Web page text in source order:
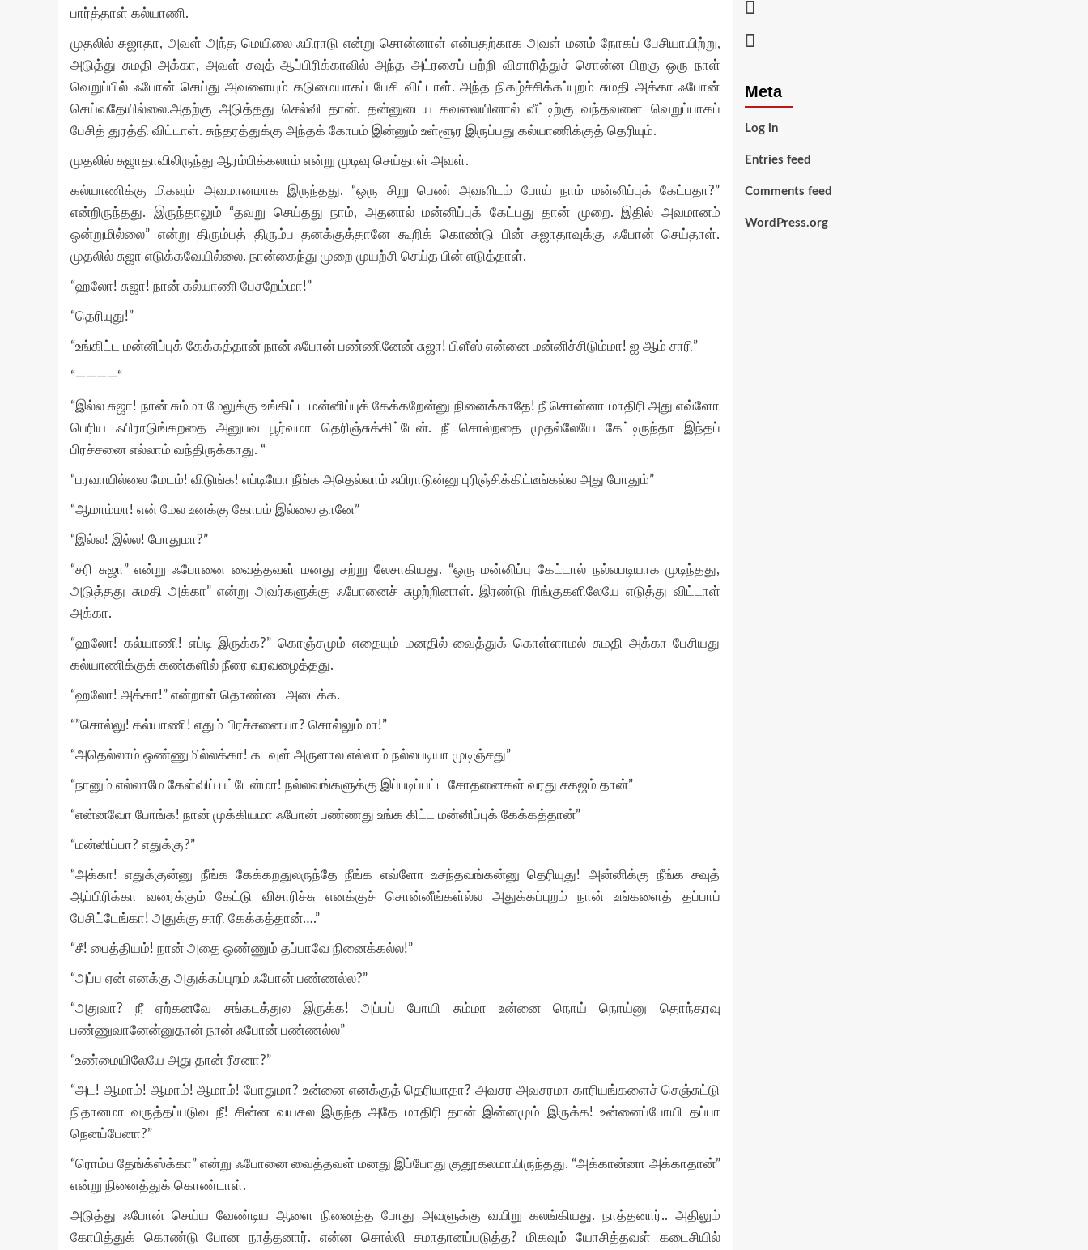
பார்த்தாள் கல்யாணி.
முதலில் சுஜாதா, அவள் அந்த மெயிலை ஃபிராடு என்று சொன்னாள் என்பதற்காக அவள் மனம் நோகப் பேசியாயிற்று,
அடுத்து சுமதி அக்கா, அவள் சவுத் ஆப்பிரிக்காவில் அந்த அட்ரசைப் பற்றி விசாரித்துச் சொன்ன பிறகு ஒரு நாள்
வெறுப்பில் ஃபோன் செய்து அவளையும் கடுமையாகப் பேசி விட்டாள். அந்த நிகழ்ச்சிக்கப்புறம் சுமதி அக்கா ஃபோன்
செய்வதேயில்லை.அதற்கு அடுத்தது செல்வி தான். தன்னுடைய கவலையினால் வீட்டிற்கு வந்தவளை வெறுப்பாகப்
பேசித் துரத்தி விட்டாள். சுந்தரத்துக்கு அந்தக் கோபம் இன்னும் உள்ளூர இருப்பது கல்யாணிக்குத் தெரியும்.
முதலில் சுஜாதாவிலிருந்து ஆரம்பிக்கலாம் என்று முடிவு செய்தாள் அவள்.
கல்யாணிக்கு மிகவும் அவமானமாக இருந்தது. “ஒரு சிறு பெண் அவளிடம் போய் நாம் மன்னிப்புக் கேட்பதா?”
என்றிருந்தது. இருந்தாலும் “தவறு செய்தது நாம், அதனால் மன்னிப்புக் கேட்பது தான் முறை. இதில் அவமானம்
ஒன்றுமில்லை” என்று திரும்பத் திரும்ப தனக்குத்தானே கூறிக் கொண்டு பின் சுஜாதாவுக்கு ஃபோன் செய்தாள்.
முதலில் சுஜா எடுக்கவேயில்லை. நான்கைந்து முறை முயற்சி செய்த பின் எடுத்தாள்.
“ஹலோ! சுஜா! நான் கல்யாணி பேசறேம்மா!”
“தெரியுது!”
“உங்கிட்ட மன்னிப்புக் கேக்கத்தான் நான் ஃபோன் பண்ணினேன் சுஜா! பிளீஸ் என்னை மன்னிச்சிடும்மா! ஐ ஆம் சாரி”
“————“
“இல்ல சுஜா! நான் சும்மா மேலுக்கு உங்கிட்ட மன்னிப்புக் கேக்கறேன்னு நினைக்காதே! நீ சொன்னா மாதிரி அது எவ்ளோ
பெரிய ஃபிராடுங்கறதை அனுபவ பூர்வமா தெரிஞ்சுக்கிட்டேன். நீ சொல்றதை முதல்லேயே கேட்டிருந்தா இந்தப்
பிரச்சனை எல்லாம் வந்திருக்காது. “
“பரவாயில்லை மேடம்! விடுங்க! எப்டியோ நீங்க அதெல்லாம் ஃபிராடுன்னு புரிஞ்சிக்கிட்டீங்கல்ல அது போதும்”
“ஆமாம்மா! என் மேல உனக்கு கோபம் இல்லை தானே”
“இல்ல! இல்ல! போதுமா?”
“சரி சுஜா” என்று ஃபோனை வைத்தவள் மனது சற்று லேசாகியது. “ஒரு மன்னிப்பு கேட்டால் நல்லபடியாக முடிந்தது,
அடுத்தது சுமதி அக்கா” என்று அவர்களுக்கு ஃபோனைச் சுழற்றினாள். இரண்டு ரிங்குகளிலேயே எடுத்து விட்டாள்
அக்கா.
“ஹலோ! கல்யாணி! எப்டி இருக்க?” கொஞ்சமும் எதையும் மனதில் வைத்துக் கொள்ளாமல் சுமதி அக்கா பேசியது
கல்யாணிக்குக் கண்களில் நீரை வரவழைத்தது.
“ஹலோ! அக்கா!” என்றாள் தொண்டை அடைக்க.
“”சொல்லு! கல்யாணி! எதும் பிரச்சனையா? சொல்லும்மா!”
“அதெல்லாம் ஒண்ணுமில்லக்கா! கடவுள் அருளால எல்லாம் நல்லபடியா முடிஞ்சது”
“நானும் எல்லாமே கேள்விப் பட்டேன்மா! நல்லவங்களுக்கு இப்படிப்பட்ட சோதனைகள் வரது சகஜம் தான்”
“என்னவோ போங்க! நான் முக்கியமா ஃபோன் பண்ணது உங்க கிட்ட மன்னிப்புக் கேக்கத்தான்”
“மன்னிப்பா? எதுக்கு?”
“அக்கா! எதுக்குன்னு நீங்க கேக்கறதுலருந்தே நீங்க எவ்ளோ உசந்தவங்கன்னு தெரியுது! அன்னிக்கு நீங்க சவுத்
ஆப்பிரிக்கா வரைக்கும் கேட்டு விசாரிச்சு எனக்குச் சொன்னீங்கள்ல்ல அதுக்கப்புறம் நான் உங்களைத் தப்பாப்
பேசிட்டேங்கா! அதுக்கு சாரி கேக்கத்தான்….”
“சீ! பைத்தியம்! நான் அதை ஒண்ணும் தப்பாவே நினைக்கல்ல!”
“அப்ப ஏன் எனக்கு அதுக்கப்புறம் ஃபோன் பண்ணல்ல?”
“அதுவா? நீ ஏற்கனவே சங்கடத்துல இருக்க! அப்பப் போயி சும்மா உன்னை நொய் நொய்னு தொந்தரவு
பண்ணுவானேன்னுதான் நான் ஃபோன் பண்ணல்ல”
“உண்மையிலேயே அது தான் ரீசனா?”
“அட! ஆமாம்! ஆமாம்! ஆமாம்! போதுமா? உன்னை எனக்குத் தெரியாதா? அவசர அவசரமா காரியங்களைச் செஞ்சுட்டு
நிதானமா வருத்தப்படுவ நீ! சின்ன வயசுல இருந்த அதே மாதிரி தான் இன்னமும் இருக்க! உன்னைப்போயி தப்பா
நெனப்பேனா?”
“ரொம்ப தேங்க்ஸ்க்கா” என்று ஃபோனை வைத்தவள் மனது இப்போது குதூகலமாயிருந்தது. “அக்கான்னா அக்காதான்”
என்று நினைத்துக் கொண்டாள்.
அடுத்து ஃபோன் செய்ய வேண்டிய ஆளை நினைத்த போது அவளுக்கு வயிறு கலங்கியது. நாத்தனார்.. அதிலும்
கோபித்துக் கொண்டு போன நாத்தனார். என்ன சொல்லி சமாதானப்படுத்த? மிகவும் யோசித்தவள் கடைசியில்
Meta
Log in
Entries feed
Comments feed
WordPress.org